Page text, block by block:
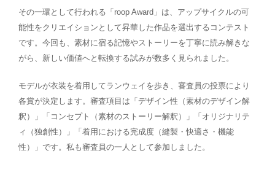
その一環として行われる「roop Award」は、アップサイクルの可
能性をクリエイションとして昇華した作品を選出するコンテスト
です。今回も、素材に宿る記憶やストーリーを丁寧に読み解きな
がら、新しい価値へと転換する試みが数多く見られました。
モデルが衣装を着用してランウェイを歩き、審査員の投票により
各賞が決定します。審査項目は「デザイン性（素材のデザイン解
釈）」「コンセプト（素材のストーリー解釈）」「オリジナリテ
ィ（独創性）」「着用における完成度（縫製・快適さ・機能
性）」です。私も審査員の一人として参加しました。